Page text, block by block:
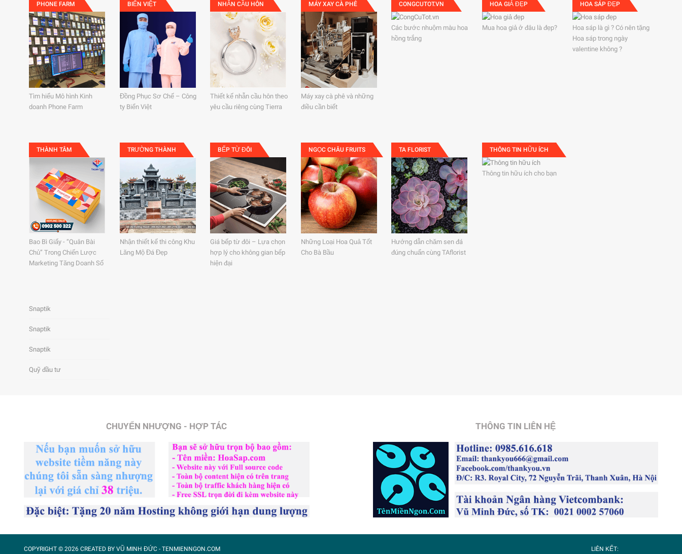
PHONE FARM
Tìm hiểu Mô hình Kinh
doanh Phone Farm
BIỂN VIỆT
Đồng Phục Sơ Chế – Công
ty Biển Việt
NHẪN CẦU HÔN
Thiết kế nhẫn cầu hôn theo
yêu cầu riêng cùng Tierra
MÁY XAY CÀ PHÊ
Máy xay cà phê và những
điều cần biết
CONGCUTOT.VN
Các bước nhuộm màu hoa
hồng trắng
HOA GIẢ ĐẸP
Mua hoa giả ở đâu là đẹp?
HOA SÁP ĐẸP
Hoa sáp là gì ? Có nên tặng
Hoa sáp trong ngày
valentine không ?
THÀNH TÂM
Bao Bì Giấy - “Quân Bài
Chủ” Trong Chiến Lược
Marketing Tăng Doanh Số
TRƯỜNG THÀNH
Nhận thiết kế thi công Khu
Lăng Mộ Đá Đẹp
BẾP TỪ ĐÔI
Giá bếp từ đôi – Lựa chọn
hợp lý cho không gian bếp
hiện đại
NGỌC CHÂU FRUITS
Những Loại Hoa Quả Tốt
Cho Bà Bầu
TA FLORIST
Hướng dẫn chăm sen đá
đúng chuẩn cùng TAflorist
THÔNG TIN HỮU ÍCH
Thông tin hữu ích cho bạn
Snaptik
Snaptik
Snaptik
Quỹ đầu tư
CHUYỂN NHƯỢNG - HỢP TÁC THÔNG TIN LIÊN HỆ
COPYRIGHT © 2026 CREATED BY VŨ MINH ĐỨC - TENMIENNGON.COM LIÊN KẾT: